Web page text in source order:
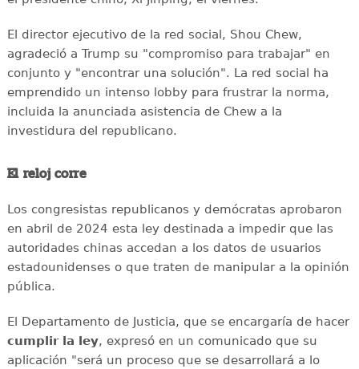
El director ejecutivo de la red social, Shou Chew,
agradeció a Trump su "compromiso para trabajar" en
conjunto y "encontrar una solución". La red social ha
emprendido un intenso lobby para frustrar la norma,
incluida la anunciada asistencia de Chew a la
investidura del republicano.
El reloj corre
Los congresistas republicanos y demócratas aprobaron
en abril de 2024 esta ley destinada a impedir que las
autoridades chinas accedan a los datos de usuarios
estadounidenses o que traten de manipular a la opinión
pública.
El Departamento de Justicia, que se encargaría de hacer
cumplir la ley, expresó en un comunicado que su
aplicación "será un proceso que se desarrollará a lo